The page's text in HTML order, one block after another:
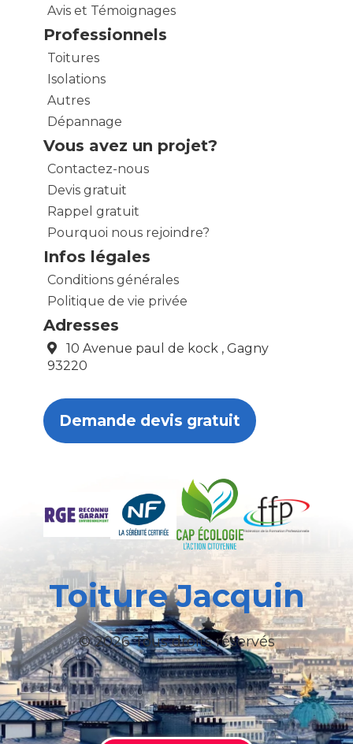
Avis et Témoignages
Professionnels
Toitures
Isolations
Autres
Dépannage
Vous avez un projet?
Contactez-nous
Devis gratuit
Rappel gratuit
Pourquoi nous rejoindre?
Infos légales
Conditions générales
Politique de vie privée
Adresses
10 Avenue paul de kock , Gagny
93220
Demande devis gratuit
Toiture Jacquin
© 2026 Tous droits réservés